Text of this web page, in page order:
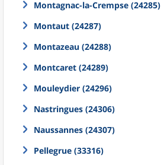
Montagnac-la-Crempse (24285)
Montaut (24287)
Montazeau (24288)
Montcaret (24289)
Mouleydier (24296)
Nastringues (24306)
Naussannes (24307)
Pellegrue (33316)